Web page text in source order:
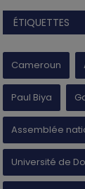
ÉTIQUETTES
Cameroun
Paul Biya
Assemblée
Université de